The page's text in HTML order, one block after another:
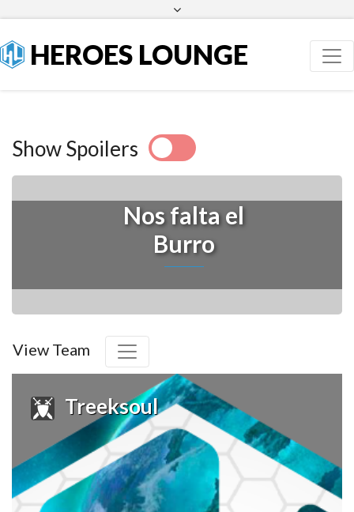
HEROES LOUNGE
Show Spoilers
Nos falta el
Burro
View Team
Treeksoul